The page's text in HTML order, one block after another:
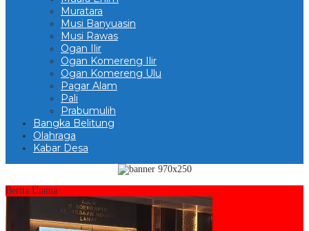
Muratara
Musi Banyuasin
Musi Rawas
Ogan Ilir
Ogan Komereng Ilir
Ogan Komereng Ulu
Pagar Alam
Pali
Prabumulih
Bangka Belitung
Olahraga
Kabar Desa
Berita Utama